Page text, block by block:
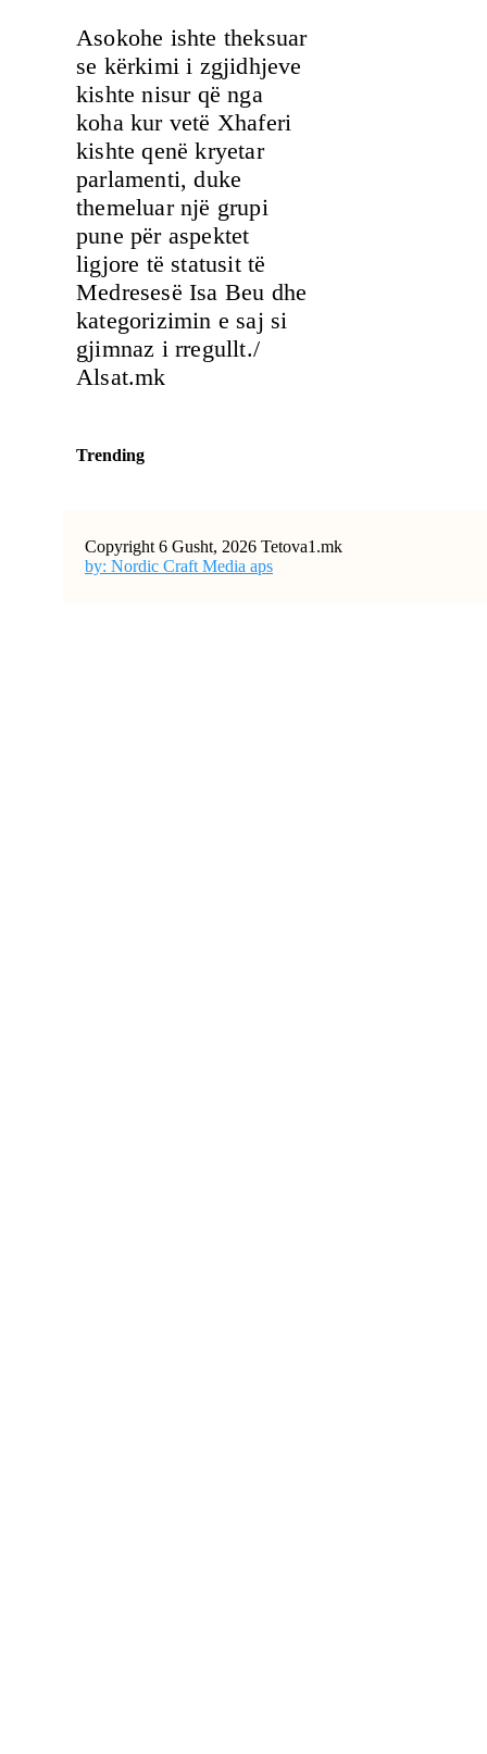
Asokohe ishte theksuar
se kërkimi i zgjidhjeve
kishte nisur që nga
koha kur vetë Xhaferi
kishte qenë kryetar
parlamenti, duke
themeluar një grupi
pune për aspektet
ligjore të statusit të
Medresesë Isa Beu dhe
kategorizimin e saj si
gjimnaz i rregullt./
Alsat.mk
Trending
Copyright 6 Gusht, 2026 Tetova1.mk
by: Nordic Craft Media aps